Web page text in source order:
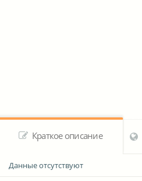
Краткое описание
Данные отсутствуют